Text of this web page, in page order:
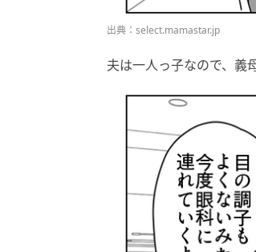
出典：select.mamastar.jp
夫は一人っ子なので、義